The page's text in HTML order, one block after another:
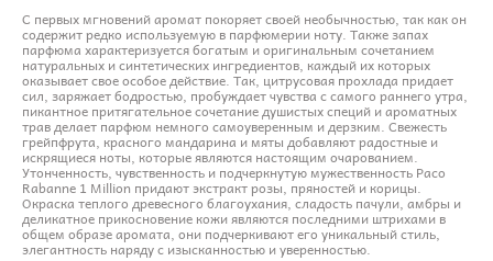
С первых мгновений аромат покоряет своей необычностью, так как он
содержит редко используемую в парфюмерии ноту. Также запах
парфюма характеризуется богатым и оригинальным сочетанием
натуральных и синтетических ингредиентов, каждый их которых
оказывает свое особое действие. Так, цитрусовая прохлада придает
сил, заряжает бодростью, пробуждает чувства с самого раннего утра,
пикантное притягательное сочетание душистых специй и ароматных
трав делает парфюм немного самоуверенным и дерзким. Свежесть
грейпфрута, красного мандарина и мяты добавляют радостные и
искрящиеся ноты, которые являются настоящим очарованием.
Утонченность, чувственность и подчеркнутую мужественность Paco
Rabanne 1 Million придают экстракт розы, пряностей и корицы.
Окраска теплого древесного благоухания, сладость пачули, амбры и
деликатное прикосновение кожи являются последними штрихами в
общем образе аромата, они подчеркивают его уникальный стиль,
элегантность наряду с изысканностью и уверенностью.